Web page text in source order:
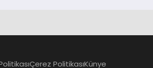
Çerez PolitikasıKünye